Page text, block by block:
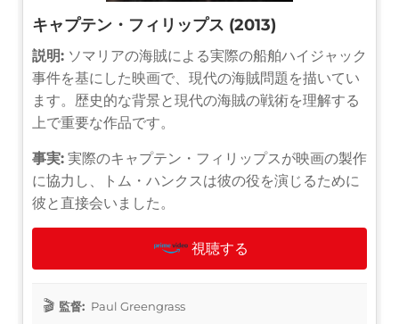
キャプテン・フィリップス (2013)
説明: ソマリアの海賊による実際の船舶ハイジャック
事件を基にした映画で、現代の海賊問題を描いてい
ます。歴史的な背景と現代の海賊の戦術を理解する
上で重要な作品です。
事実: 実際のキャプテン・フィリップスが映画の製作
に協力し、トム・ハンクスは彼の役を演じるために
彼と直接会いました。
視聴する
監督: Paul Greengrass